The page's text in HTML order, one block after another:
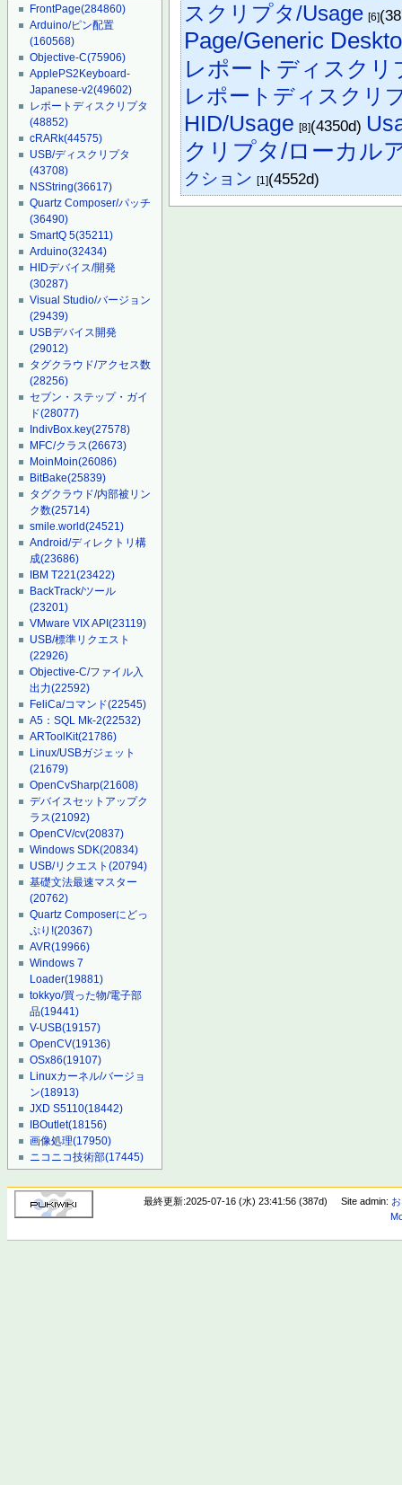
FrontPage(284860)
Arduino/ピン配置
(160568)
Objective-C(75906)
ApplePS2Keyboard-
Japanese-v2(49602)
レポートディスクリプタ
(48852)
cRARk(44575)
USB/ディスクリプタ
(43708)
NSString(36617)
Quartz Composer/パッチ
(36490)
SmartQ 5(35211)
Arduino(32434)
HIDデバイス/開発
(30287)
Visual Studio/バージョン
(29439)
USBデバイス開発
(29012)
タグクラウド/アクセス数
(28256)
セブン・ステップ・ガイ
ド(28077)
IndivBox.key(27578)
MFC/クラス(26673)
MoinMoin(26086)
BitBake(25839)
タグクラウド/内部被リン
ク数(25714)
smile.world(24521)
Android/ディレクトリ構
成(23686)
IBM T221(23422)
BackTrack/ツール
(23201)
VMware VIX API(23119)
USB/標準リクエスト
(22926)
Objective-C/ファイル入
出力(22592)
FeliCa/コマンド(22545)
A5：SQL Mk-2(22532)
ARToolKit(21786)
Linux/USBガジェット
(21679)
OpenCvSharp(21608)
デバイスセットアップク
ラス(21092)
OpenCV/cv(20837)
Windows SDK(20834)
USB/リクエスト(20794)
基礎文法最速マスター
(20762)
Quartz Composerにどっ
ぷり!(20367)
AVR(19966)
Windows 7
Loader(19881)
tokkyo/買った物/電子部
品(19441)
V-USB(19157)
OpenCV(19136)
OSx86(19107)
Linuxカーネル/バージョ
ン(18913)
JXD S5110(18442)
IBOutlet(18156)
画像処理(17950)
ニコニコ技術部(17445)
スクリプタ/Usage [6]
Page/Generic
レポートディスク
レポートディスクリ
HID/Usage [8](4350d)
クリプタ/ローカル
クション [1](4552d)
最終更新:2025-07-16 (水) 23:41:56 (387d) Site admin: